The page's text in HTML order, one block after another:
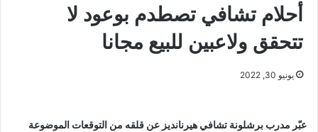
أحلام تشافي تصطدم بوعود لا
تتحقق ولاعبين للبيع مجانا
يونيو 30, 2022
عبّر مدرب برشلونة تشافي هيرنانديز عن قلقه من التوقعات الموضوعة